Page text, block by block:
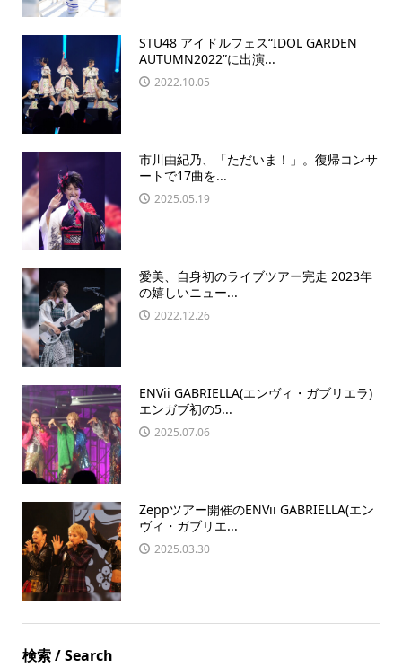
STU48 アイドルフェス“IDOL GARDEN
AUTUMN2022”に出演...
2022.10.05
市川由紀乃、「ただいま！」。復帰コンサ
ートで17曲を...
2025.05.19
愛美、自身初のライブツアー完走 2023年
の嬉しいニュー...
2022.12.26
ENVii GABRIELLA(エンヴィ・ガブリエラ)
エンガブ初の5...
2025.07.06
Zeppツアー開催のENVii GABRIELLA(エン
ヴィ・ガブリエ...
2025.03.30
検索 / Search